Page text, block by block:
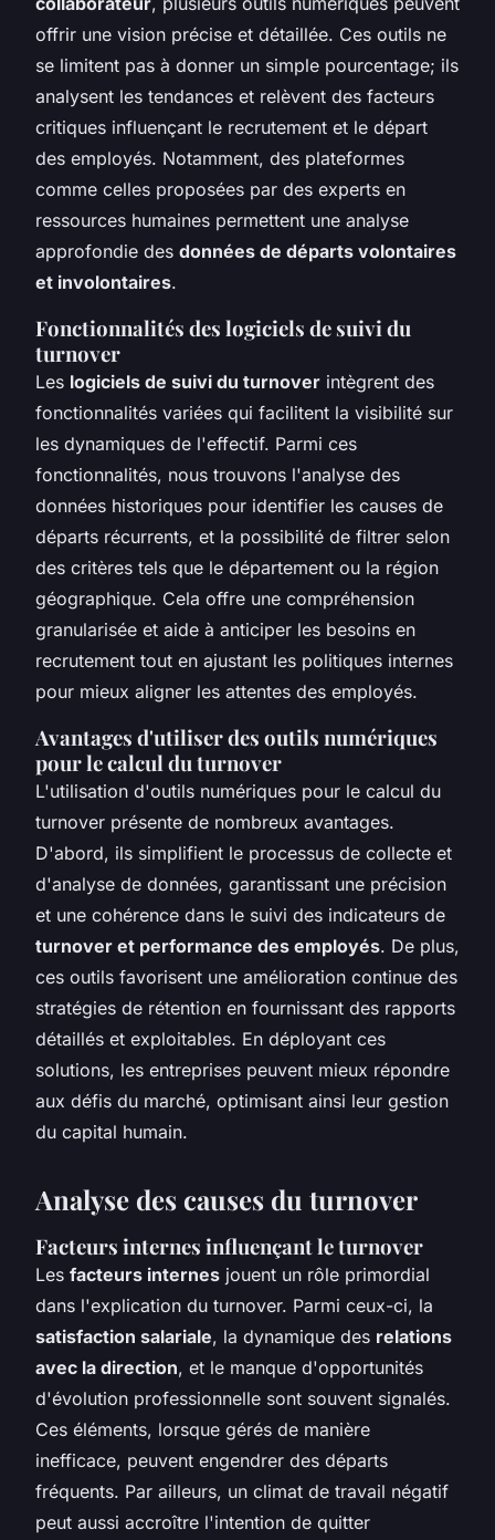
offrir une vision précise et détaillée. Ces outils ne
se limitent pas à donner un simple pourcentage; ils
analysent les tendances et relèvent des facteurs
critiques influençant le recrutement et le départ
des employés. Notamment, des plateformes
comme celles proposées par des experts en
ressources humaines permettent une analyse
approfondie des données de départs volontaires
et involontaires.
Fonctionnalités des logiciels de suivi du
turnover
Les logiciels de suivi du turnover intègrent des
fonctionnalités variées qui facilitent la visibilité sur
les dynamiques de l'effectif. Parmi ces
fonctionnalités, nous trouvons l'analyse des
données historiques pour identifier les causes de
départs récurrents, et la possibilité de filtrer selon
des critères tels que le département ou la région
géographique. Cela offre une compréhension
granularisée et aide à anticiper les besoins en
recrutement tout en ajustant les politiques internes
pour mieux aligner les attentes des employés.
Avantages d'utiliser des outils numériques
pour le calcul du turnover
L'utilisation d'outils numériques pour le calcul du
turnover présente de nombreux avantages.
D'abord, ils simplifient le processus de collecte et
d'analyse de données, garantissant une précision
et une cohérence dans le suivi des indicateurs de
turnover et performance des employés. De plus,
ces outils favorisent une amélioration continue des
stratégies de rétention en fournissant des rapports
détaillés et exploitables. En déployant ces
solutions, les entreprises peuvent mieux répondre
aux défis du marché, optimisant ainsi leur gestion
du capital humain.
Analyse des causes du turnover
Facteurs internes influençant le turnover
Les facteurs internes jouent un rôle primordial
dans l'explication du turnover. Parmi ceux-ci, la
satisfaction salariale, la dynamique des relations
avec la direction, et le manque d'opportunités
d'évolution professionnelle sont souvent signalés.
Ces éléments, lorsque gérés de manière
inefficace, peuvent engendrer des départs
fréquents. Par ailleurs, un climat de travail négatif
peut aussi accroître l'intention de quitter